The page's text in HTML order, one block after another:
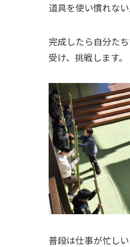
道具を使い慣れな
完成したら自分た
受け、挑戦します。
普段は仕事が忙し